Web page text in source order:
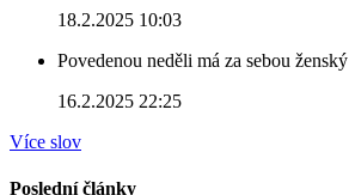
18.2.2025 10:03
Povedenou neděli má za sebou
16.2.2025 22:25
Více slov
Poslední články